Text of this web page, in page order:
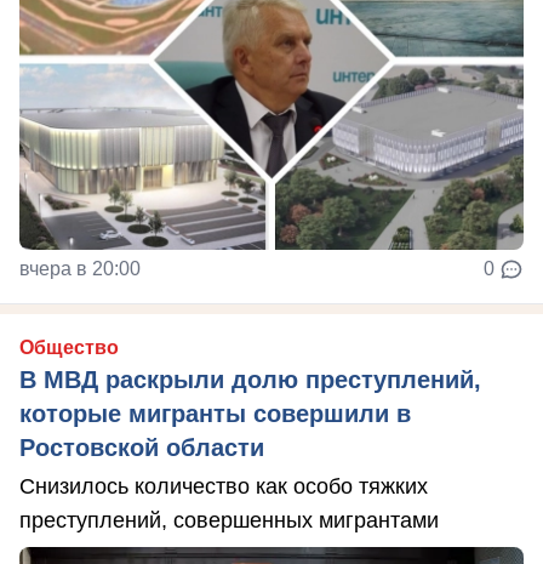
вчера в 20:00 0
Общество
В МВД раскрыли долю преступлений,
которые мигранты совершили в
Ростовской области
Снизилось количество как особо тяжких
преступлений, совершенных мигрантами